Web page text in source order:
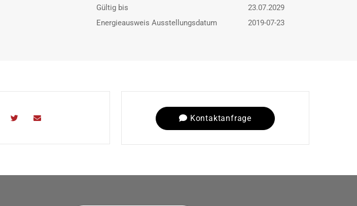
Gültig bis
23.07.2029
Energieausweis Ausstellungsdatum
2019-07-23
Kontaktanfrage